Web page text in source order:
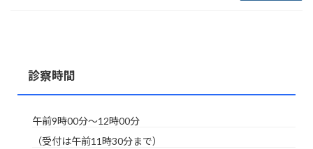
診察時間
午前9時00分～12時00分
（受付は午前11時30分まで）